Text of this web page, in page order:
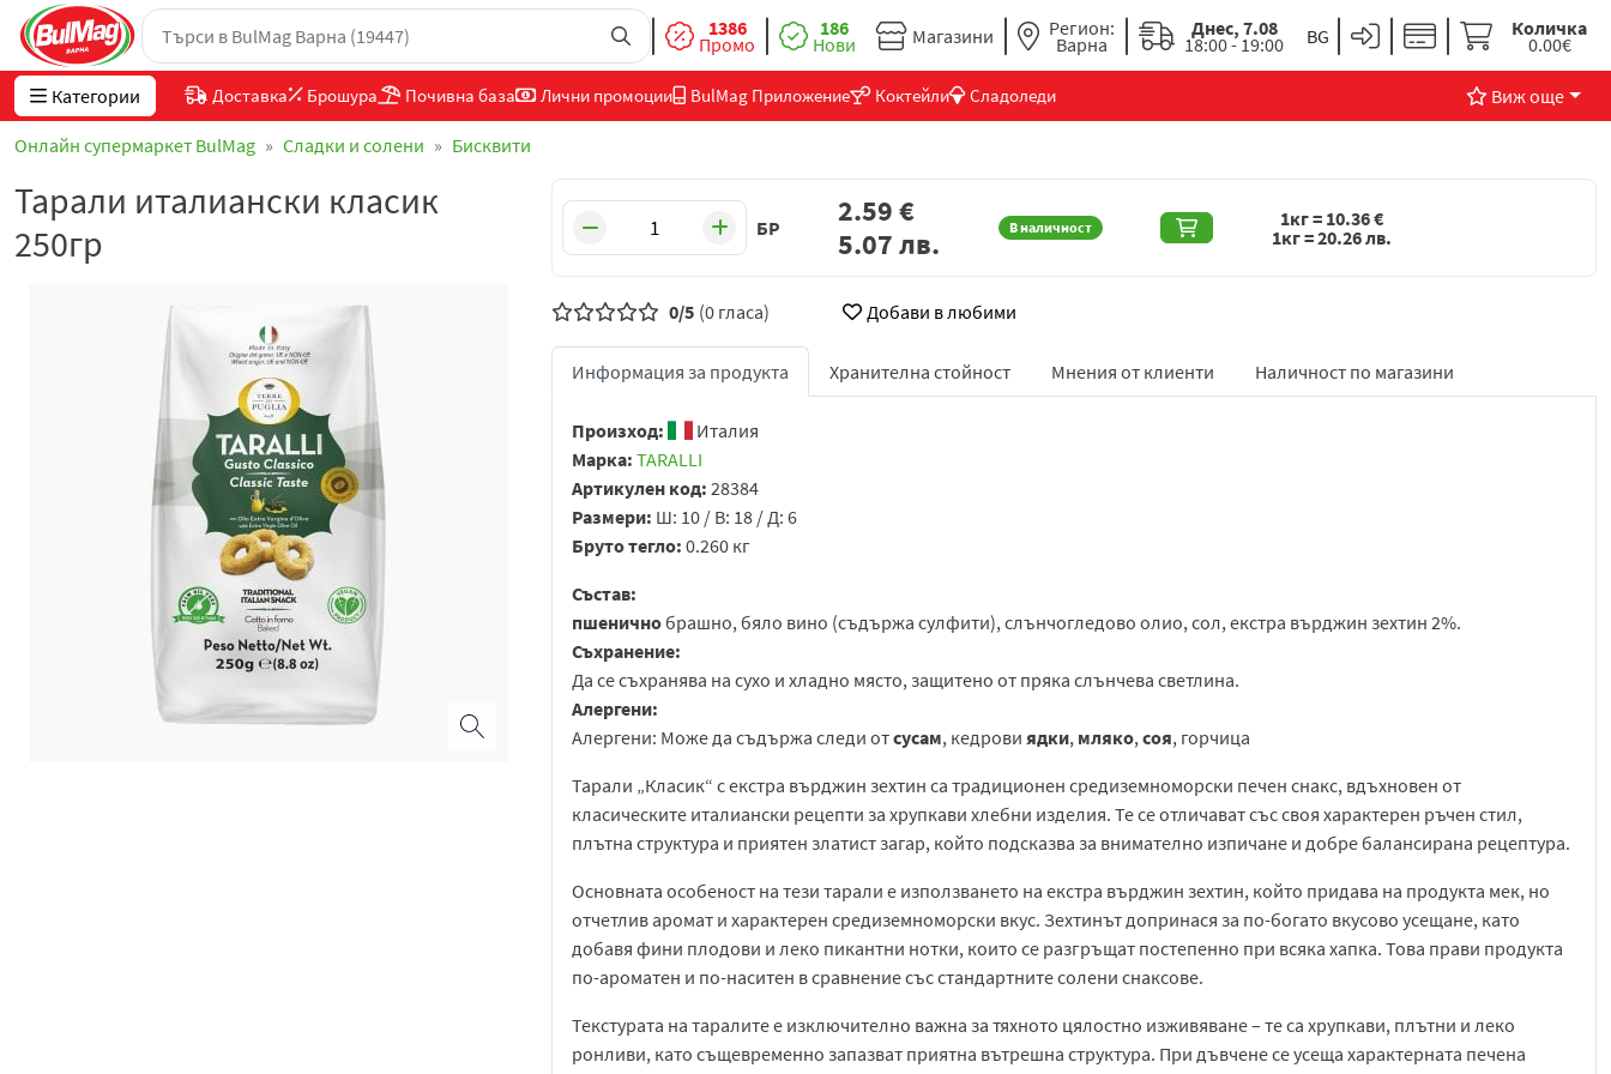
1386
Промо
186
Нови Магазини Регион:
Варна
Днес, 7.08
18:00 - 19:00
Количка
0.00€
Категории Доставка Брошура Почивна база Лични промоции BulMag Приложение Коктейли Сладоледи Виж още
Онлайн супермаркет BulMag Сладки и солени Бисквити
Тарали италиански класик
250гр
БР В наличност
2.59€
5.07лв.
1кг = 10.36€
1кг =20.26лв.
0/5 (0 гласа) Добави в любими
Информация за продукта Хранителна стойност Мнения от клиенти Наличност по магазини
Произход:
Италия
Марка: TARALLI
Артикулен код: 28384
Размери: Ш: 10 / В: 18 / Д: 6
Бруто тегло: 0.260 кг
Състав:
пшеничнобрашно, бяло вино (съдържа сулфити), слънчогледово олио, сол, екстра върджин зехтин 2%.
Съхранение:
Да се съхранява на сухо и хладно място, защитено от пряка слънчева светлина.
Алергени:
Алергени: Може да съдържа следи отсусам, кедрови ядки, мляко,соя, горчица
Тарали „Класик“ с екстра върджин зехтин са традиционен средиземноморски печен снакс, вдъхновен от
класическите италиански рецепти за хрупкави хлебни изделия. Те се отличават със своя характерен ръчен стил,
плътна структура и приятен златист загар, който подсказва за внимателно изпичане и добре балансирана рецептура.
Основната особеност на тези тарали е използването на екстра върджин зехтин, който придава на продукта мек, но
отчетлив аромат и характерен средиземноморски вкус. Зехтинът допринася за по-богато вкусово усещане, като
добавя фини плодови и леко пикантни нотки, които се разгръщат постепенно при всяка хапка. Това прави продукта
по-ароматен и по-наситен в сравнение със стандартните солени снаксове.
Текстурата на таралите е изключително важна за тяхното цялостно изживяване – те са хрупкави, плътни и леко
ронливи, като същевременно запазват приятна вътрешна структура. При дъвчене се усеща характерната печена